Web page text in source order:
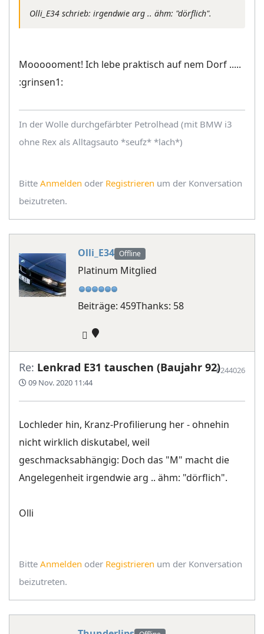
Olli_E34 schrieb: irgendwie arg .. ähm: "dörflich".
Moooooment! Ich lebe praktisch auf nem Dorf .....
:grinsen1:
In der Wolle durchgefärbter Petrolhead (mit BMW i3
ohne Rex als Alltagsauto *seufz* *lach*)
Bitte Anmelden oder Registrieren um der Konversation
beizutreten.
Olli_E34 Offline
Platinum Mitglied
Beiträge: 459Thanks: 58
Re: Lenkrad E31 tauschen (Baujahr 92)
09 Nov. 2020 11:44
#244026
Lochleder hin, Kranz-Profilierung her - ohnehin
nicht wirklich diskutabel, weil
geschmacksabhängig: Doch das "M" macht die
Angelegenheit irgendwie arg .. ähm: "dörflich".
Olli
Bitte Anmelden oder Registrieren um der Konversation
beizutreten.